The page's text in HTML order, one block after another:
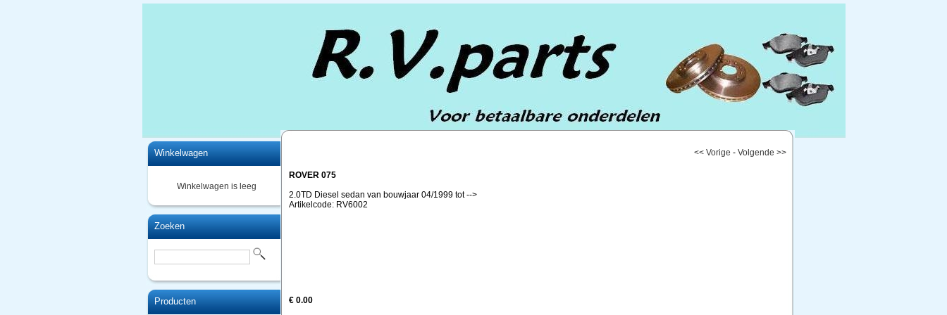
Winkelwagen
Winkelwagen is leeg
Zoeken
Producten
<< Vorige - Volgende >>
ROVER 075
2.0TD Diesel sedan van bouwjaar 04/1999 tot -->
Artikelcode: RV6002
€ 0.00